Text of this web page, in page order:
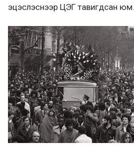
эцэслэснээр ЦЭГ тавигдсан юм.